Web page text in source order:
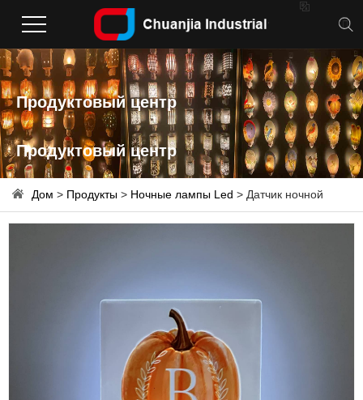

Продуктовый центр
Продуктовый центр
Дом > Продукты > Ночные лампы Led > Датчик ночной